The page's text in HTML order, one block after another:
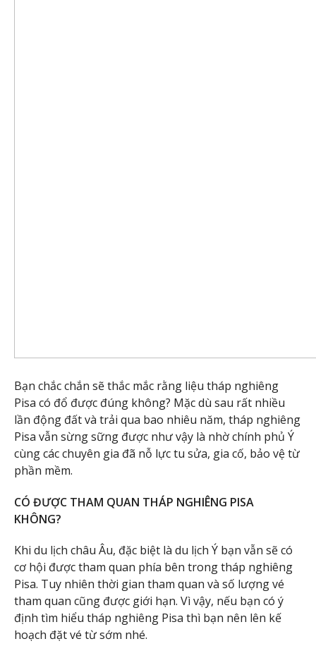
Bạn chắc chắn sẽ thắc mắc rằng liệu tháp nghiêng
Pisa có đổ được đúng không? Mặc dù sau rất nhiều
lần động đất và trải qua bao nhiêu năm, tháp nghiêng
Pisa vẫn sừng sững được như vậy là nhờ chính phủ Ý
cùng các chuyên gia đã nỗ lực tu sửa, gia cố, bảo vệ từ
phần mềm.
CÓ ĐƯỢC THAM QUAN THÁP NGHIÊNG PISA
KHÔNG?
Khi du lịch châu Âu, đặc biệt là du lịch Ý bạn vẫn sẽ có
cơ hội được tham quan phía bên trong tháp nghiêng
Pisa. Tuy nhiên thời gian tham quan và số lượng vé
tham quan cũng được giới hạn. Vì vậy, nếu bạn có ý
định tìm hiểu tháp nghiêng Pisa thì bạn nên lên kế
hoạch đặt vé từ sớm nhé.